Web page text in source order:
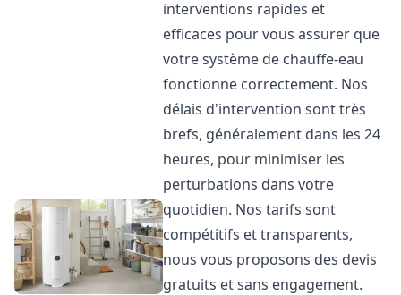
interventions rapides et
efficaces pour vous assurer que
votre système de chauffe-eau
fonctionne correctement. Nos
délais d'intervention sont très
brefs, généralement dans les 24
heures, pour minimiser les
perturbations dans votre
quotidien. Nos tarifs sont
compétitifs et transparents,
nous vous proposons des devis
gratuits et sans engagement.